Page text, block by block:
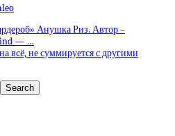
Анушка Риз. Автор –
— …
не суммируется с другими